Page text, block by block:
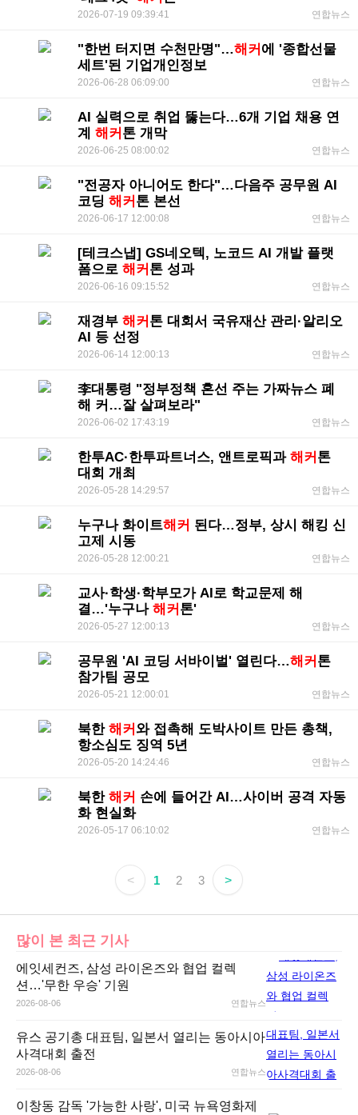
2026-07-19 09:39:41 연합뉴스
"한번 터지면 수천만명"…해커 에 '종합선물
세트'된 기업개인정보
2026-06-28 06:09:00 연합뉴스
AI 실력으로 취업 뚫는다…6개 기업 채용 연
계 해커 톤 개막
2026-06-25 08:00:02 연합뉴스
"전공자 아니어도 한다"…다음주 공무원 AI
코딩 해커 톤 본선
2026-06-17 12:00:08 연합뉴스
[테크스냅] GS네오텍, 노코드 AI 개발 플랫
폼으로 해커 톤 성과
2026-06-16 09:15:52 연합뉴스
재경부 해커 톤 대회서 국유재산 관리·알리오
AI 등 선정
2026-06-14 12:00:13 연합뉴스
李대통령 "정부정책 혼선 주는 가짜뉴스 폐
해 커…잘 살펴보라"
2026-06-02 17:43:19 연합뉴스
한투AC·한투파트너스, 앤트로픽과 해커 톤
대회 개최
2026-05-28 14:29:57 연합뉴스
누구나 화이트해커 된다…정부, 상시 해킹 신
고제 시동
2026-05-28 12:00:21 연합뉴스
교사·학생·학부모가 AI로 학교문제 해
결…'누구나 해커 톤'
2026-05-27 12:00:13 연합뉴스
공무원 'AI 코딩 서바이벌' 열린다…해커 톤
참가팀 공모
2026-05-21 12:00:01 연합뉴스
북한 해커 와 접촉해 도박사이트 만든 총책,
항소심도 징역 5년
2026-05-20 14:24:46 연합뉴스
북한 해커 손에 들어간 AI…사이버 공격 자동
화 현실화
2026-05-17 06:10:02 연합뉴스
< 1 2 3 >
많이 본 최근 기사
에잇세컨즈, 삼성 라이온즈와 협업 컬렉
션…'무한 우승' 기원
2026-08-06 연합뉴스
유스 공기총 대표팀, 일본서 열리는 동아시아
사격대회 출전
2026-08-06 연합뉴스
이창동 감독 '가능한 사랑', 미국 뉴욕영화제